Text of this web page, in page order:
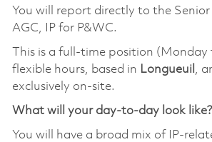
You will report directly to the
AGC, IP for P&WC.
This is a full-time position
flexible hours, based in Longueuil ,
exclusively on-site.
What will your day-to-day look like?
You will have a broad mix of IP-